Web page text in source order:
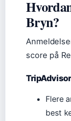
Bryn?
score på
TripAdvisor
Flere
best